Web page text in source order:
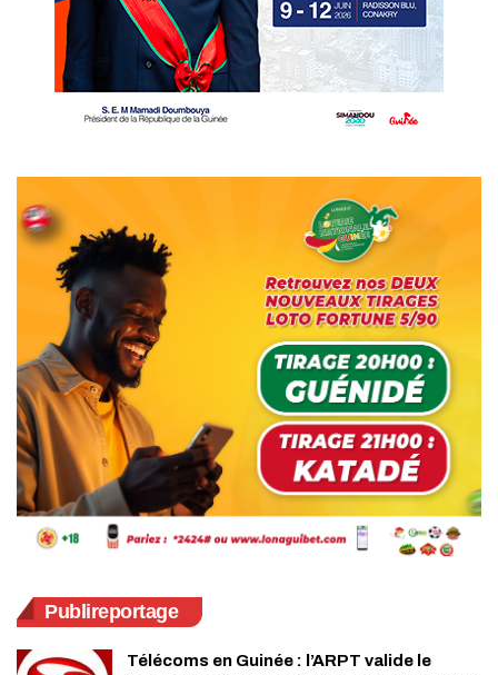
Publireportage
Télécoms en Guinée : l’ARPT valide le